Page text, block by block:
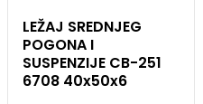
LEŽAJ SREDNJEG
POGONA I
SUSPENZIJE CB-251
6708 40x50x6